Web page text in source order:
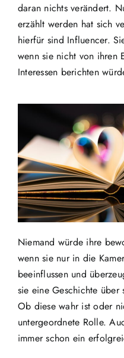
daran nichts verändert.
erzählt werden hat sich
hierfür sind Influencer.
wenn sie nicht von ihren
Interessen berichten
Niemand würde ihre
wenn sie nur in die
beeinflussen und
sie eine Geschichte
Ob diese wahr ist oder
untergeordnete Rolle.
immer schon ein